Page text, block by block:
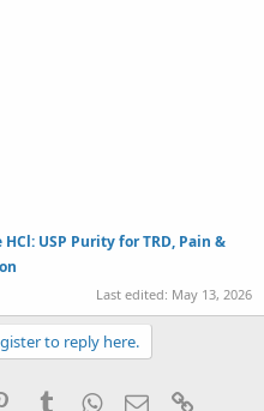
USP Purity for TRD, Pain &
Last edited: May 13, 2026
to reply here.
PinterestTumblrWhatsApp
Email